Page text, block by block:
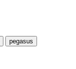
pegasus